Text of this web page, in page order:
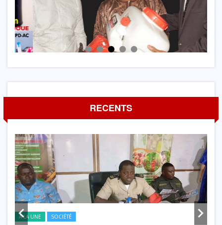
RECENTS
A LA UNE SOCIÉTÉ